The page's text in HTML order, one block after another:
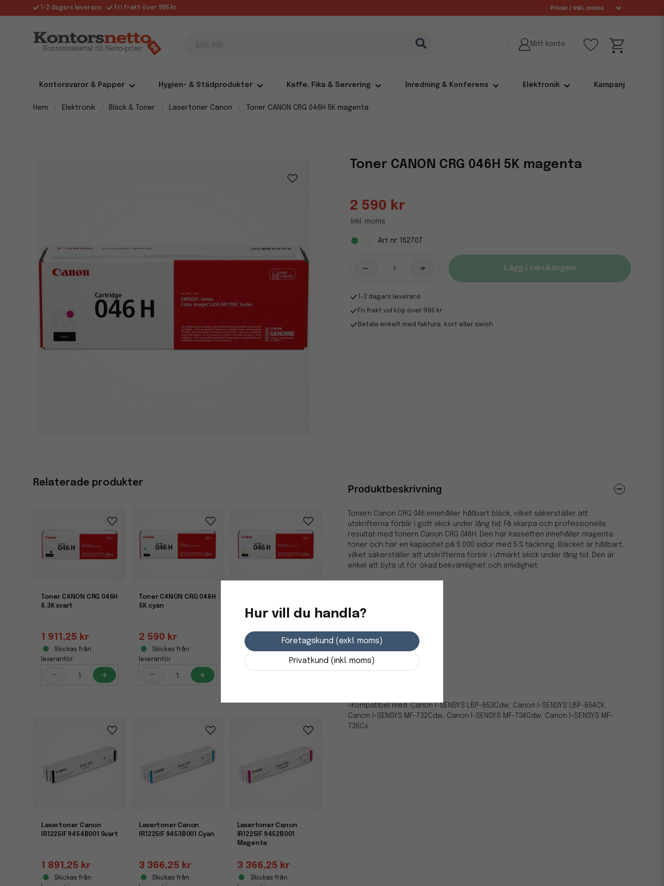
1-2 dagars leverans Fri frakt över 995 kr
Kontorsvaror & Papper Hygien- & Städprodukter Kaffe, Fika & Servering Inredning & Konferens Elektronik Kampanj
Hem Elektronik Bläck & Toner Lasertoner Canon Toner CANON CRG 046H 5K magenta
Toner CANON CRG 046H 5K magenta
2 590 kr
Inkl. moms
152707
- + Lägg i varukorgen
1-2 dagars leverans
Fri frakt vid köp över 995 kr
Betala enkelt med faktura, kort eller swish
Relaterade produkter
Toner CANON CRG 046H
6,3K svart
1 911,25 kr
Skickas från
leverantör
- +
Toner CANON CRG 046H
5K cyan
2 590 kr
Skickas från
leverantör
- +
2 590 kr
Skickas från
leverantör
- +
Lasertoner Canon
IR1225IF 9454B001 Svart
1 891,25 kr
Skickas från
Lasertoner Canon
IR1225IF 9453B001 Cyan
3 366,25 kr
Skickas från
Lasertoner Canon
IR1225IF 9452B001
Magenta
3 366,25 kr
Skickas från
Produktbeskrivning
Tonern Canon CRG 046 innehåller hållbart bläck, vilket säkerställer att
utskrifterna förblir i gott skick under lång tid. Få skarpa och professionella
resultat med tonern Canon CRG 046H. Den här kassetten innehåller magenta
toner och har en kapacitet på 5 000 sidor med 5 % täckning. Bläcket är hållbart,
vilket säkerställer att utskrifterna förblir i utmärkt skick under lång tid. Den är
enkel att byta ut för ökad bekvämlighet och smidighet.
-Kapacitet på 5 000 sidor
-Sidkapacitetstäckning: 5 %
-Kompatibel med: Canon I-SENSYS LBP-653Cdw, Canon I-SENSYS LBP-654CX,
Canon I-SENSYS MF-732Cdw, Canon I-SENSYS MF-734Cdw, Canon I-SENSYS MF-
735Cx
Hur vill du handla?
Företagskund (exkl. moms)
Privatkund (inkl. moms)